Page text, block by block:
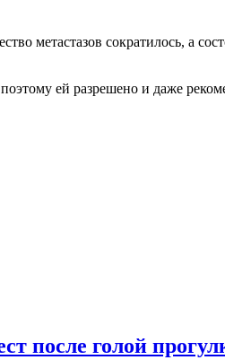
метастазов сократилось, а
ей разрешено и даже
после голой